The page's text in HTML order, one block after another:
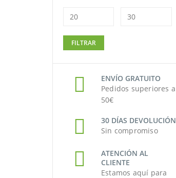
mínimo
máximo
FILTRAR
ENVÍO GRATUITO
Pedidos superiores a
50€
30 DÍAS DEVOLUCIÓN
Sin compromiso
ATENCIÓN AL
CLIENTE
Estamos aquí para